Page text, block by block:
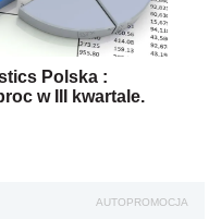
Polska :
w III kwartale.
AUTOPROMOCJA